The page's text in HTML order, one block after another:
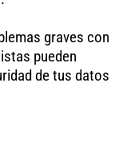
graves con
pueden
de tus datos